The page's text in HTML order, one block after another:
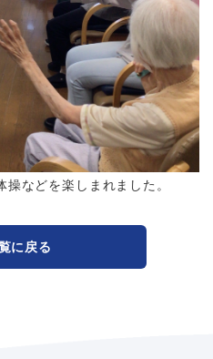
などを楽しまれました。
に戻る